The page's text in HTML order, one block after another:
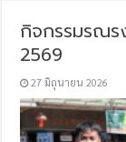
กิจกรรมรณร
2569
27 มิถุนายน 2026